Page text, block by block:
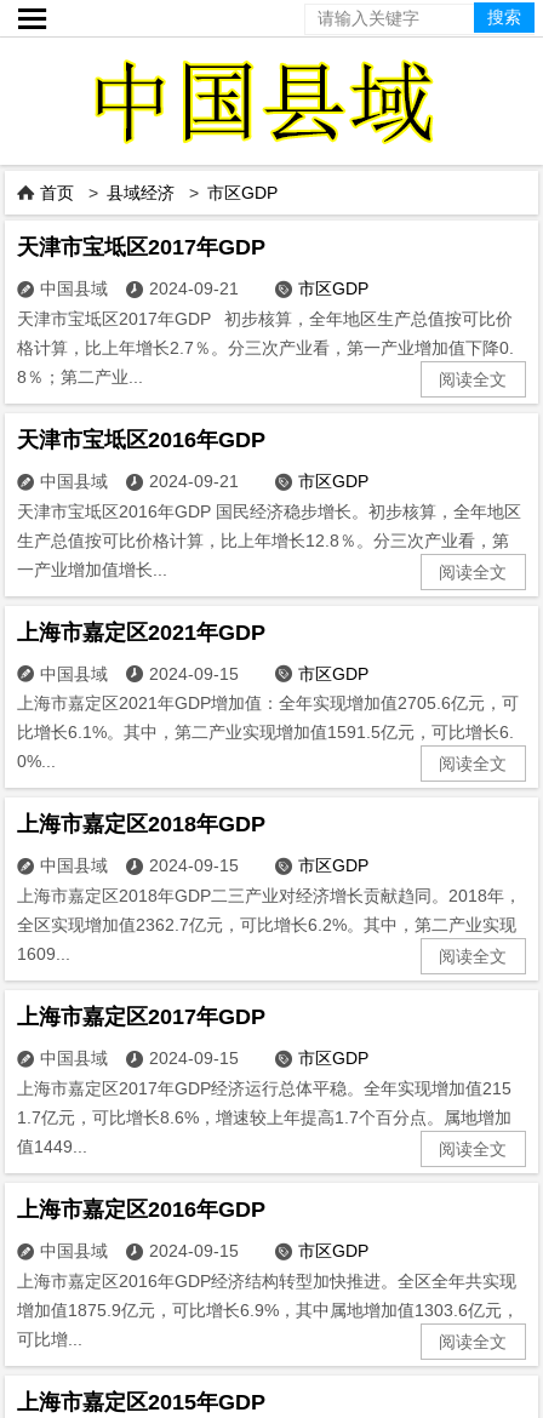

 首页 >县域经济 >市区GDP
天津市宝坻区2017年GDP
 中国县域  2024-09-21  市区GDP
天津市宝坻区2017年GDP 初步核算，全年地区生产总值按可比价
格计算，比上年增长2.7％。分三次产业看，第一产业增加值下降0.
8％；第二产业...
阅读全文
天津市宝坻区2016年GDP
 中国县域  2024-09-21  市区GDP
天津市宝坻区2016年GDP 国民经济稳步增长。初步核算，全年地区
生产总值按可比价格计算，比上年增长12.8％。分三次产业看，第
一产业增加值增长...
阅读全文
上海市嘉定区2021年GDP
 中国县域  2024-09-15  市区GDP
上海市嘉定区2021年GDP增加值：全年实现增加值2705.6亿元，可
比增长6.1%。其中，第二产业实现增加值1591.5亿元，可比增长6.
0%...
阅读全文
上海市嘉定区2018年GDP
 中国县域  2024-09-15  市区GDP
上海市嘉定区2018年GDP二三产业对经济增长贡献趋同。2018年，
全区实现增加值2362.7亿元，可比增长6.2%。其中，第二产业实现
1609...
阅读全文
上海市嘉定区2017年GDP
 中国县域  2024-09-15  市区GDP
上海市嘉定区2017年GDP经济运行总体平稳。全年实现增加值215
1.7亿元，可比增长8.6%，增速较上年提高1.7个百分点。属地增加
值1449...
阅读全文
上海市嘉定区2016年GDP
 中国县域  2024-09-15  市区GDP
上海市嘉定区2016年GDP经济结构转型加快推进。全区全年共实现
增加值1875.9亿元，可比增长6.9%，其中属地增加值1303.6亿元，
可比增...
阅读全文
上海市嘉定区2015年GDP